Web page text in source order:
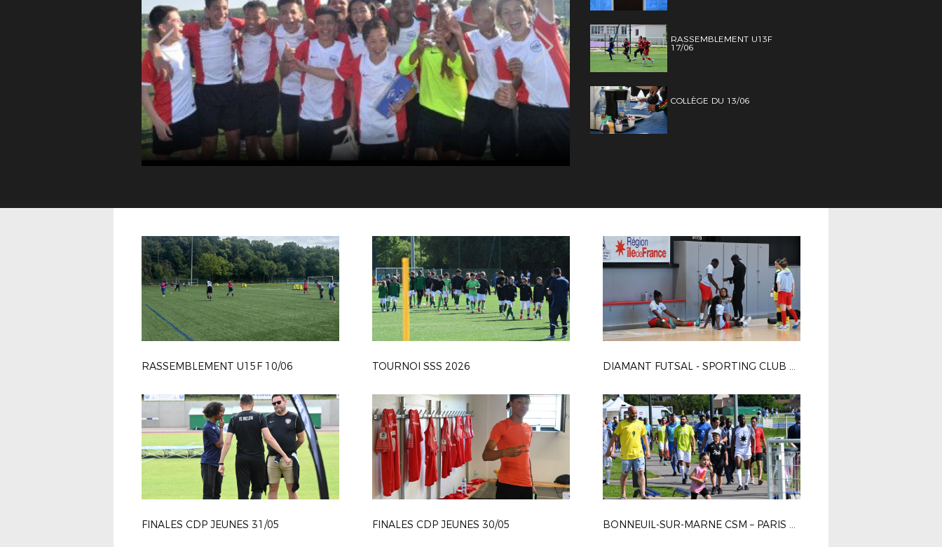
RASSEMBLEMENT U13F
17/06
COLLÈGE DU 13/06
RASSEMBLEMENT U15F 10/06 TOURNOI SSS 2026 DIAMANT FUTSAL - SPORTING CLUB PARIS 4-2
FINALES CDP JEUNES 31/05 FINALES CDP JEUNES 30/05 BONNEUIL-SUR-MARNE CSM – PARIS 13 ATLETICO 1-0